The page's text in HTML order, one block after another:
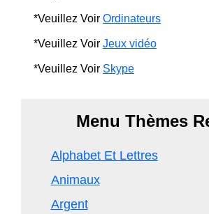
*Veuillez Voir Ordinateurs
*Veuillez Voir Jeux vidéo
*Veuillez Voir Skype
Menu Thèmes
Alphabet Et Lettres
Animaux
Argent